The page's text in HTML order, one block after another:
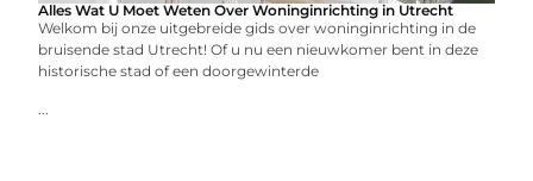
Alles Wat U Moet Weten Over Woninginrichting in Utrecht
Welkom bij onze uitgebreide gids over woninginrichting in de
bruisende stad Utrecht! Of u nu een nieuwkomer bent in deze
historische stad of een doorgewinterde
...